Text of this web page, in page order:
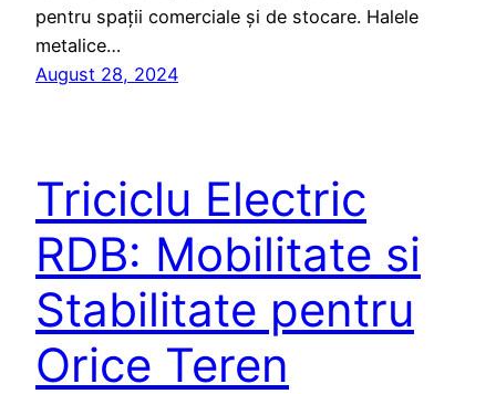
pentru spații comerciale și de stocare. Halele
metalice…
August 28, 2024
Triciclu Electric
RDB: Mobilitate si
Stabilitate pentru
Orice Teren